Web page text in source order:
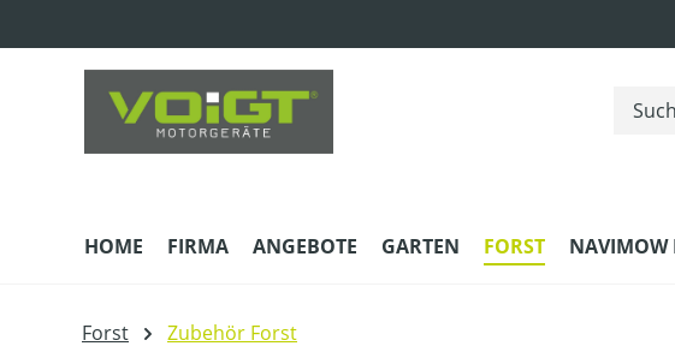
HOME FIRMA ANGEBOTE GARTEN FORST NAVIMOW
Forst Zubehör Forst